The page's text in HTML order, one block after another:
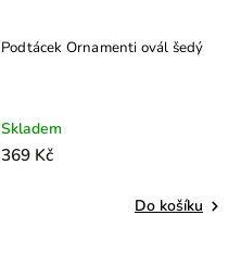
Podtácek Ornamenti ovál šedý
Skladem
369 Kč
Do košíku